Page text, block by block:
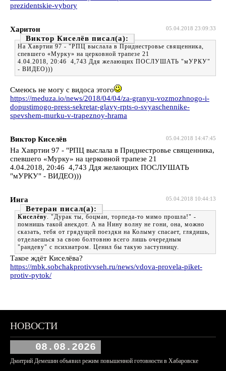
prezidentskie-vybory
05.04.2018 23:09:33
Харитон
Виктор Киселёв
На Хавртии 97 - "РПЦ выслала в Приднестровье священника,
спевшего «Мурку» на церковной трапезе 21
4.04.2018, 20:46 4,743 Ддя желающих ПОСЛУШАТЬ "мУРКУ"
- ВИДЕО)))
Смеюсь не могу с видоса этого
https://meduza.io/news/2018/04/04/za-granyu-vozmozhnogo-i-
dopustimogo-press-sekretar-glavy-rpts-o-svyaschennike-
spevshem-murku-v-trapeznoy-hrama
05.04.2018 14:47:45
Виктор Киселёв
На Хавртии 97 - "РПЦ выслала в Приднестровье священника,
спевшего «Мурку» на церковной трапезе 21
4.04.2018, 20:46 4,743 Ддя желающих ПОСЛУШАТЬ
"мУРКУ" - ВИДЕО)))
05.04.2018 10:44:13
Инга
Ветеран
Киселёву. "Дурак ты, боцман, торпеда-то мимо прошла!" -
помнишь такой анекдот. А на Нину волну не гони, она, можно
сказать, тебя от грядущей поездки на Колыму спасает, глядишь,
отделаешься за свою болтовню всего лишь очередным
"рандеву" с психиатром. Ценил бы такую заступницу.
Такое ждёт Киселёва?
https://mbk.sobchakprotivvseh.ru/news/vdova-provela-piket-
protiv-pytok/
НОВОСТИ
08.08.2026
Дмитрий Демешин объявил режим повышенной готовности в Хабаровске